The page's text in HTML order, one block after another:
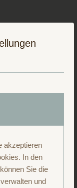
akzeptieren
In den
Sie die
und